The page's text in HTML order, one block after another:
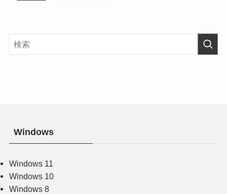
Windows
Windows 11
Windows 10
Windows 8